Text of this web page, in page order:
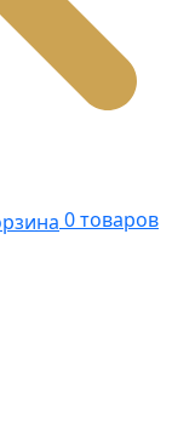
0товаров